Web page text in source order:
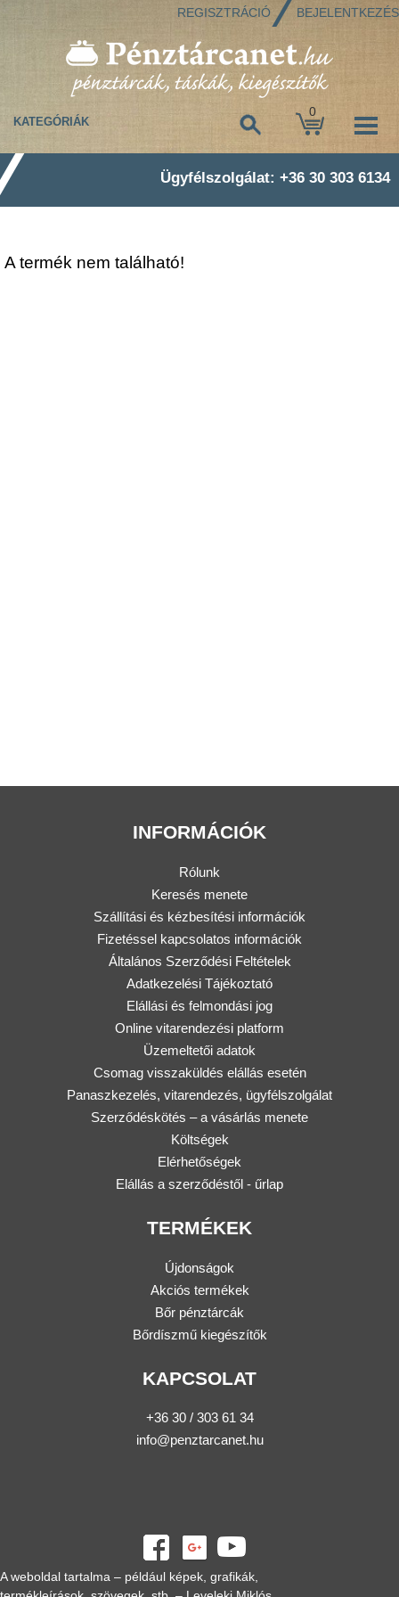
REGISZTRÁCIÓ BEJELENTKEZÉS
0
KATEGÓRIÁK
Ügyfélszolgálat: +36 30 303 6134
A termék nem található!
INFORMÁCIÓK
Rólunk
Keresés menete
Szállítási és kézbesítési információk
Fizetéssel kapcsolatos információk
Általános Szerződési Feltételek
Adatkezelési Tájékoztató
Elállási és felmondási jog
Online vitarendezési platform
Üzemeltetői adatok
Csomag visszaküldés elállás esetén
Panaszkezelés, vitarendezés, ügyfélszolgálat
Szerződéskötés – a vásárlás menete
Költségek
Elérhetőségek
Elállás a szerződéstől - űrlap
TERMÉKEK
Újdonságok
Akciós termékek
Bőr pénztárcák
Bőrdíszmű kiegészítők
KAPCSOLAT
+36 30 / 303 61 34
info@penztarcanet.hu
A weboldal tartalma – például képek, grafikák,